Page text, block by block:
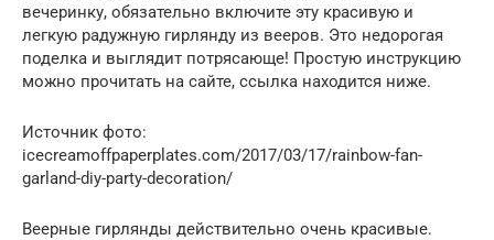
вечеринку, обязательно включите эту красивую и
легкую радужную гирлянду из вееров. Это недорогая
поделка и выглядит потрясающе! Простую инструкцию
можно прочитать на сайте, ссылка находится ниже.
Источник фото:
icecreamoffpaperplates.com/2017/03/17/rainbow-fan-
garland-diy-party-decoration/
Веерные гирлянды действительно очень красивые.